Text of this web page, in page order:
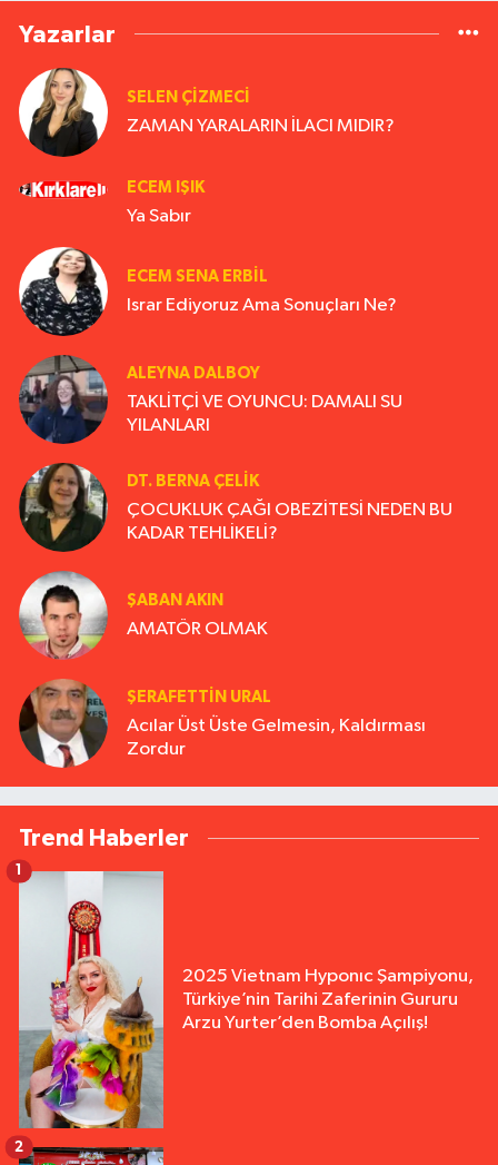
Yazarlar
SELEN ÇİZMECİ
ZAMAN YARALARIN İLACI MIDIR?
ECEM IŞIK
Ya Sabır
ECEM SENA ERBIL
Israr Ediyoruz Ama Sonuçları Ne?
ALEYNA DALBOY
TAKLİTÇİ VE OYUNCU: DAMALI SU
YILANLARI
DT. BERNA ÇELIK
ÇOCUKLUK ÇAĞI OBEZİTESİ NEDEN BU
KADAR TEHLİKELİ?
ŞABAN AKIN
AMATÖR OLMAK
ŞERAFETTIN URAL
Acılar Üst Üste Gelmesin, Kaldırması
Zordur
Trend Haberler
2025 Vietnam Hyponıc Şampiyonu,
Türkiye’nin Tarihi Zaferinin Gururu
Arzu Yurter’den Bomba Açılış!
1
2